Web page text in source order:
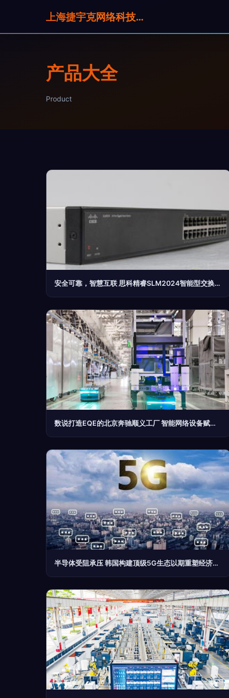
上海捷宇克网络科技有限公司
产品大全
Product
安全可靠，智慧互联 思科精睿SLM2024智能型交换机深度评测
数说打造EQE的北京奔驰顺义工厂 智能网络设备赋能未来制造
半导体受阻承压 韩国构建顶级5G生态以期重塑经济发展阶梯